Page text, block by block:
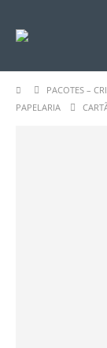
PACOTES –
PAPELARIA